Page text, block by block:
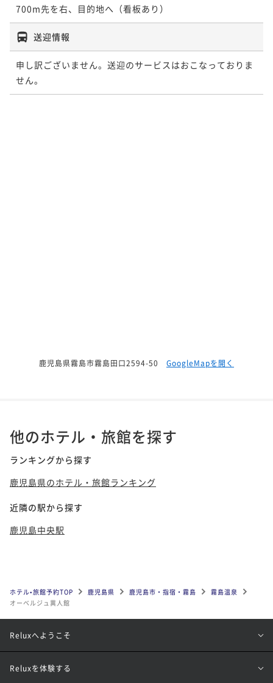
700m先を右、目的地へ（看板あり）
送迎情報
申し訳ございません。送迎のサービスはおこなっておりま
せん。
鹿児島県霧島市霧島田口2594-50 GoogleMapを開く
他のホテル・旅館を探す
ランキングから探す
鹿児島県のホテル・旅館ランキング
近隣の駅から探す
鹿児島中央駅
ホテル•旅館予約TOP 鹿児島県 鹿児島市・指宿・霧島
霧島温泉
オーベルジュ異人館
Reluxへようこそ
Reluxを体験する